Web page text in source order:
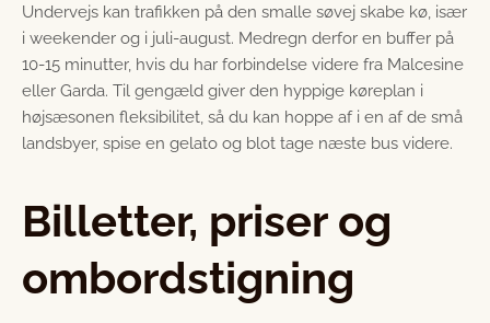
Undervejs kan trafikken på den smalle søvej skabe kø, især
i weekender og i juli-august. Medregn derfor en buffer på
10-15 minutter, hvis du har forbindelse videre fra Malcesine
eller Garda. Til gengæld giver den hyppige køreplan i
højsæsonen fleksibilitet, så du kan hoppe af i en af de små
landsbyer, spise en gelato og blot tage næste bus videre.
Billetter, priser og
ombordstigning